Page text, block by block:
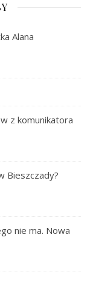
Alana
z komunikatora
Bieszczady?
nie ma. Nowa